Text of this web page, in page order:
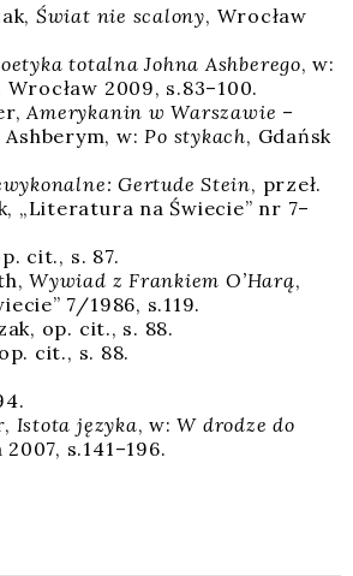
Świat nie sca­lo­ny, Wro­cław
total­na Joh­na Ash­be­re­go, w:
Wro­cław 2009, s.83–100.
Ame­ry­ka­nin w War­sza­wie –
w: Po sty­kach, Gdańsk
Ger­tu­de Ste­in, przeł.
„Lite­ra­tu­ra na Świe­cie” nr 7–
cit., s. 87.
Wywiad z Fran­kiem O’Harą,
7/1986, s.119.
op. cit., s. 88.
cit., s. 88.
Isto­ta języ­ka, w:W dro­dze do
s.141–196.